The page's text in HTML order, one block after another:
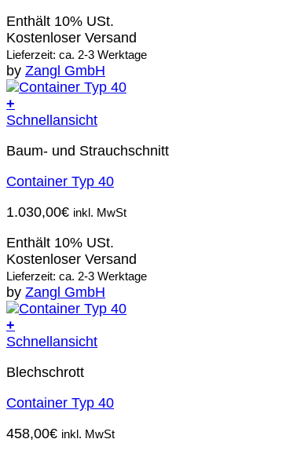
Enthält 10% USt.
Kostenloser Versand
Lieferzeit: ca. 2-3 Werktage
by Zangl GmbH
+
Schnellansicht
Baum- und Strauchschnitt
Container Typ 40
1.030,00€ inkl. MwSt
Enthält 10% USt.
Kostenloser Versand
Lieferzeit: ca. 2-3 Werktage
by Zangl GmbH
+
Schnellansicht
Blechschrott
Container Typ 40
458,00€ inkl. MwSt